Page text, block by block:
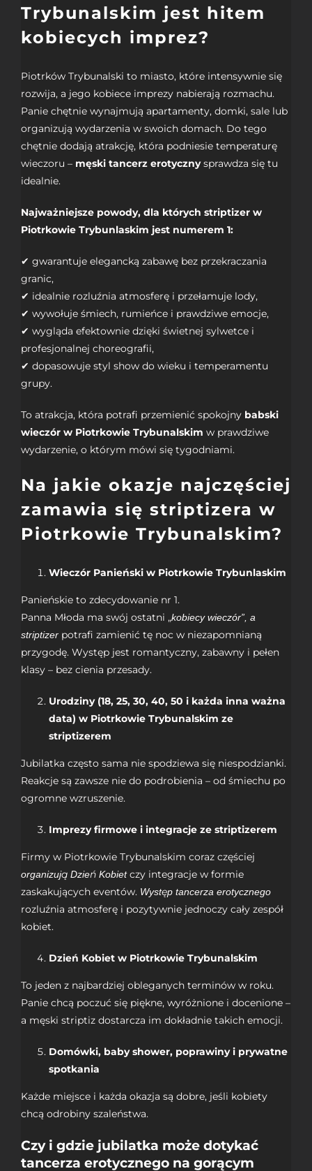
Trybunalskim jest hitem
kobiecych imprez?
Piotrków Trybunalski to miasto, które intensywnie się
rozwija, a jego kobiece imprezy nabierają rozmachu.
Panie chętnie wynajmują apartamenty, domki, sale lub
organizują wydarzenia w swoich domach. Do tego
chętnie dodają atrakcję, która podniesie temperaturę
wieczoru – męski tancerz erotycznysprawdza się tu
idealnie.
Najważniejsze powody, dla których striptizer w
Piotrkowie Trybunlaskim jest numerem 1:
✔ gwarantuje elegancką zabawę bez przekraczania
granic,
✔ idealnie rozluźnia atmosferę i przełamuje lody,
✔ wywołuje śmiech, rumieńce i prawdziwe emocje,
✔ wygląda efektownie dzięki świetnej sylwetce i
profesjonalnej choreografii,
✔ dopasowuje styl show do wieku i temperamentu
grupy.
To atrakcja, która potrafi przemienić spokojny babski
wieczór w Piotrkowie Trybunalskim w prawdziwe
wydarzenie, o którym mówi się tygodniami.
Na jakie okazje najczęściej
zamawia się striptizera w
Piotrkowie Trybunalskim?
Wieczór Panieński w Piotrkowie Trybunlaskim
Panieńskie to zdecydowanie nr 1.
Panna Młoda ma swój ostatni „kobiecy wieczór”, a
striptizerpotrafi zamienić tę noc w niezapomnianą
przygodę. Występ jest romantyczny, zabawny i pełen
klasy – bez cienia przesady.
Urodziny (18, 25, 30, 40, 50 i każda inna ważna
data) w Piotrkowie Trybunalskim ze
striptizerem
Jubilatka często sama nie spodziewa się niespodzianki.
Reakcje są zawsze nie do podrobienia – od śmiechu po
ogromne wzruszenie.
Imprezy firmowe i integracje ze striptizerem
Firmy w Piotrkowie Trybunalskim coraz częściej
organizują Dzień Kobietczy integracje w formie
zaskakujących eventów. Występ tancerza erotycznego
rozluźnia atmosferę i pozytywnie jednoczy cały zespół
kobiet.
Dzień Kobiet w Piotrkowie Trybunalskim
To jeden z najbardziej obleganych terminów w roku.
Panie chcą poczuć się piękne, wyróżnione i docenione –
a męski striptiz dostarcza im dokładnie takich emocji.
Domówki, baby shower, poprawiny i prywatne
spotkania
Każde miejsce i każda okazja są dobre, jeśli kobiety
chcą odrobiny szaleństwa.
Czy i gdzie jubilatka może dotykać
tancerza erotycznego na gorącym